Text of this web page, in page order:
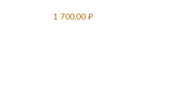
1 700,00₽